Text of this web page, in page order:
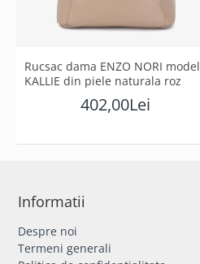
Rucsac dama ENZO NORI model
KALLIE din piele naturala roz
402,00Lei
Informatii
Despre noi
Termeni generali